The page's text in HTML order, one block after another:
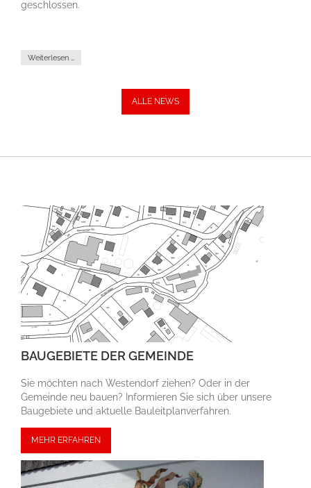
geschlossen.
Weiterlesen …
ALLE NEWS
BAUGEBIETE DER GEMEINDE
Sie möchten nach Westendorf ziehen? Oder in der
Gemeinde neu bauen? Informieren Sie sich über unsere
Bau­gebiete und aktuelle Bauleit­plan­ver­fahren.
MEHR ERFAHREN